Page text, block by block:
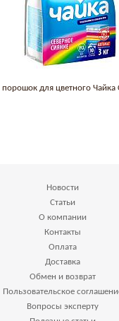
порошок для цветного
Новости
Статьи
О компании
Контакты
Оплата
Доставка
Обмен и возврат
Пользовательское
Вопросы эксперту